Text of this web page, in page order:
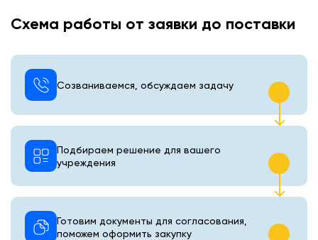
Схема работы от заявки до поставки
Созваниваемся, обсуждаем задачу
Подбираем решение для вашего
учреждения
Готовим документы для согласования,
поможем оформить закупку